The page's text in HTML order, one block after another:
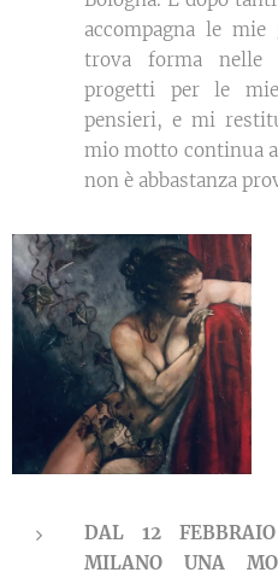
accompagna le
trova forma nelle
progetti per le
pensieri, e mi
mio motto continua
non è abbastanza
DAL 12
MILANO UNA